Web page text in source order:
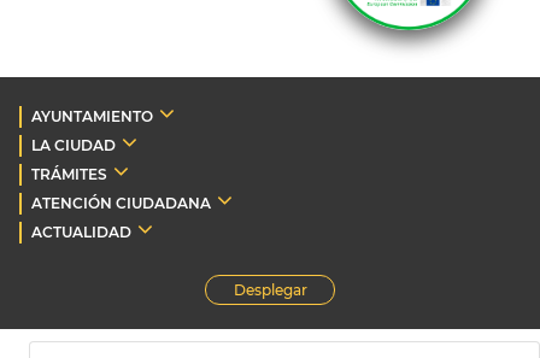
AYUNTAMIENTO
LA CIUDAD
TRÁMITES
ATENCIÓN CIUDADANA
ACTUALIDAD
Desplegar